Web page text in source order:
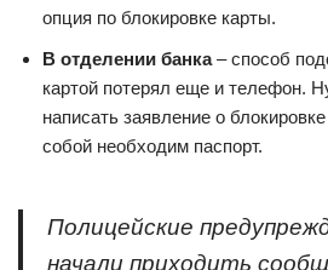
опция по блокировке карты.
В отделении банка– способ
картой потерял еще и телефон.
написать заявление о
собой необходим паспорт.
Полицейские
начали приходить